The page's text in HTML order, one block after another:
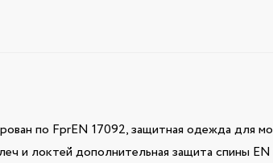
FprEN 17092, защитная одежда для
и локтей дополнительная защита спины